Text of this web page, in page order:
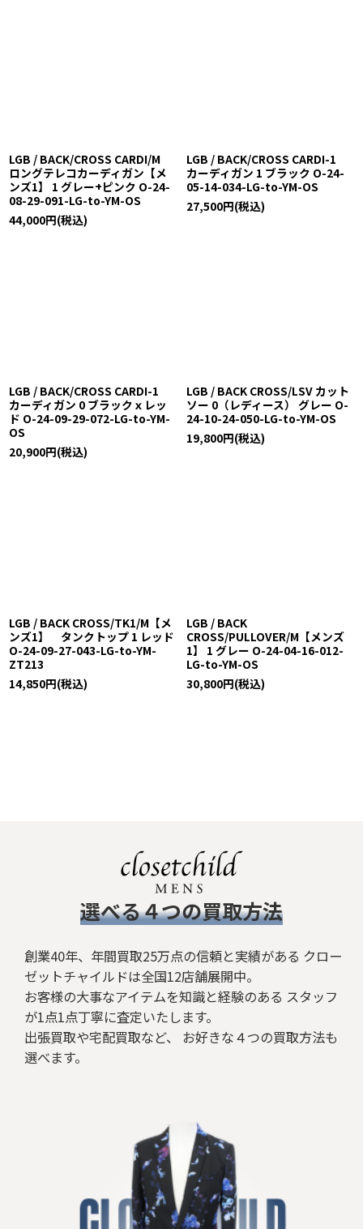
LGB / BACK/CROSS CARDI/M
ロングテレコカーディガン【メ
ンズ1】 1 グレー+ピンク O-24-
08-29-091-LG-to-YM-OS
44,000円(税込)
LGB / BACK/CROSS CARDI-1
カーディガン 1 ブラック O-24-
05-14-034-LG-to-YM-OS
27,500円(税込)
LGB / BACK/CROSS CARDI-1
カーディガン 0 ブラックｘレッ
ド O-24-09-29-072-LG-to-YM-
OS
20,900円(税込)
LGB / BACK CROSS/LSV カット
ソー 0（レディース） グレー O-
24-10-24-050-LG-to-YM-OS
19,800円(税込)
LGB / BACK CROSS/TK1/M【メ
ンズ1】 タンクトップ 1 レッド
O-24-09-27-043-LG-to-YM-
ZT213
14,850円(税込)
LGB / BACK
CROSS/PULLOVER/M【メンズ
1】 1 グレー O-24-04-16-012-
LG-to-YM-OS
30,800円(税込)
​選べる４つの買取方法
創業40年、年間買取25万点の信頼と実績がある クロー
ゼットチャイルドは全国12店舗展開中。
お客様の大事なアイテムを知識と経験のある スタッフ
が1点1点丁寧に査定いたします。
出張買取や宅配買取など、 お好きな４つの買取方法も
選べます。